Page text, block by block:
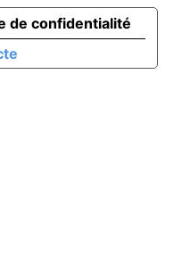
de confidentialité